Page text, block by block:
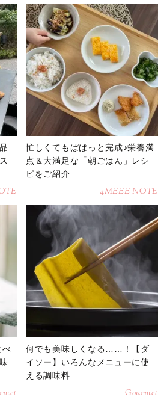
忙しくてもぱぱっと完成♪栄養満
点＆大満足な「朝ごはん」レシ
ピをご紹介
4MEEE NOTE
べ
何でも美味しくなる……！【ダ
イソー】いろんなメニューに使
える調味料
Gourmet